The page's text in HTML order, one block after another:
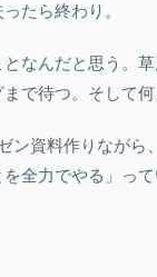
たら終わり。
なんだと思う。
で待つ。そして何
資料作りながら
全力でやる」っ